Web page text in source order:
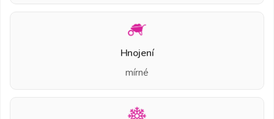
Hnojení
mírné